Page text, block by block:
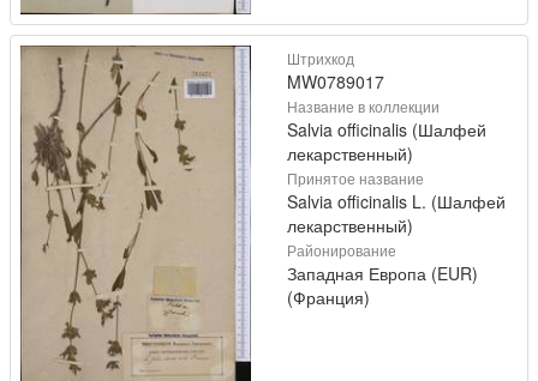
Штрихкод
MW0789017
Название в коллекции
Salvia officinalis (Шалфей
лекарственный)
Принятое название
Salvia officinalis L. (Шалфей
лекарственный)
Районирование
Западная Европа (EUR)
(Франция)